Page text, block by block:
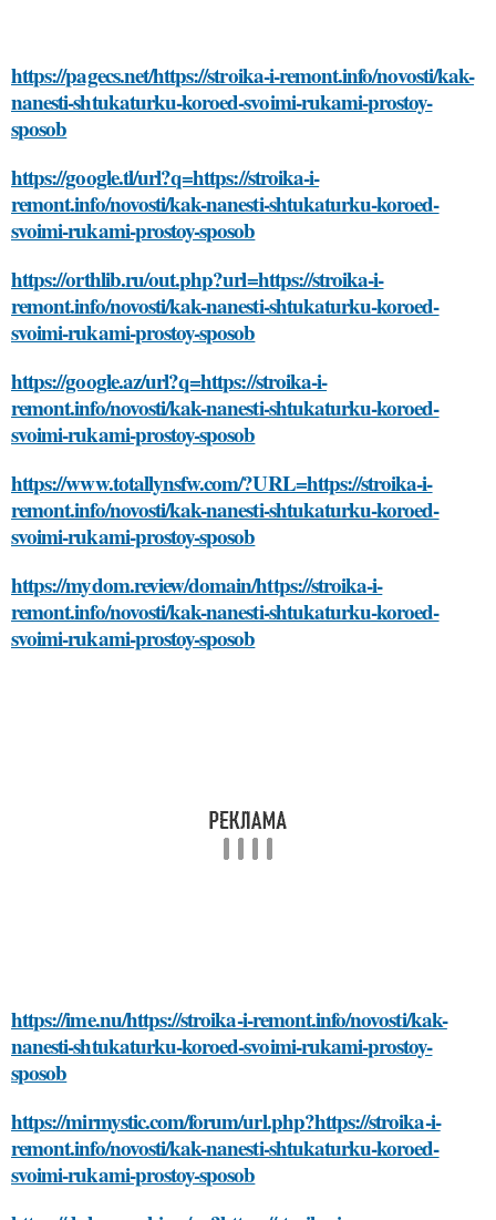
https://pagecs.net/https://stroika-i-remont.info/novosti/kak-
nanesti-shtukaturku-koroed-svoimi-rukami-prostoy-
sposob
https://google.tl/url?q=https://stroika-i-
remont.info/novosti/kak-nanesti-shtukaturku-koroed-
svoimi-rukami-prostoy-sposob
https://orthlib.ru/out.php?url=https://stroika-i-
remont.info/novosti/kak-nanesti-shtukaturku-koroed-
svoimi-rukami-prostoy-sposob
https://google.az/url?q=https://stroika-i-
remont.info/novosti/kak-nanesti-shtukaturku-koroed-
svoimi-rukami-prostoy-sposob
https://www.totallynsfw.com/?URL=https://stroika-i-
remont.info/novosti/kak-nanesti-shtukaturku-koroed-
svoimi-rukami-prostoy-sposob
https://mydom.review/domain/https://stroika-i-
remont.info/novosti/kak-nanesti-shtukaturku-koroed-
svoimi-rukami-prostoy-sposob
https://ime.nu/https://stroika-i-remont.info/novosti/kak-
nanesti-shtukaturku-koroed-svoimi-rukami-prostoy-
sposob
https://mirmystic.com/forum/url.php?https://stroika-i-
remont.info/novosti/kak-nanesti-shtukaturku-koroed-
svoimi-rukami-prostoy-sposob